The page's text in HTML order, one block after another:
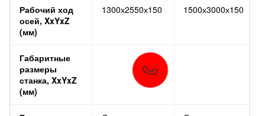
СТАНКА
Рабочий ход
осей, XxYxZ
(мм)
1300х2550х150 1500х3000х150
Габаритные
размеры
станка, XxYxZ
(мм)